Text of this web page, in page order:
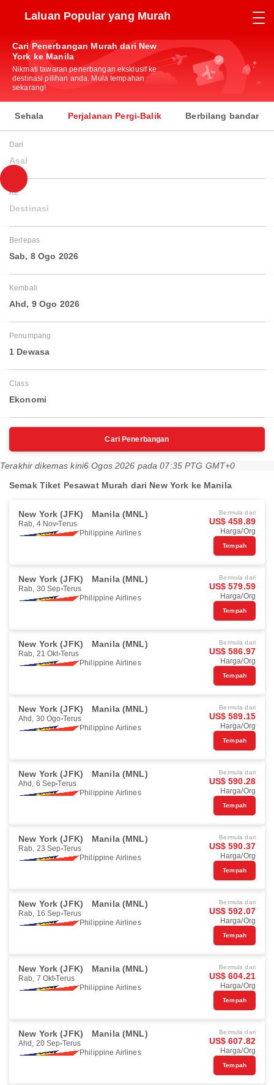
Laluan Popular yang Murah
Cari Penerbangan Murah dari New
York ke Manila
Nikmati tawaran penerbangan eksklusif ke
destinasi pilihan anda. Mula tempahan
sekarang!
Sehala Perjalanan Pergi-Balik Berbilang bandar
Dari
Asal
Ke
Destinasi
Berlepas
Sab, 8 Ogo 2026
Kembali
Ahd, 9 Ogo 2026
Penumpang
1 Dewasa
Class
Ekonomi
Cari Penerbangan
Terakhir dikemas kini6 Ogos 2026 pada 07:35 PTG GMT+0
Semak Tiket Pesawat Murah dari New York ke Manila
New York (JFK) Manila (MNL)
Rab, 4 Nov Terus
Philippine Airlines
Bermula dari
US$ 458.89
Harga/Org
Tempah
New York (JFK) Manila (MNL)
Rab, 30 Sep Terus
Philippine Airlines
Bermula dari
US$ 579.59
Harga/Org
Tempah
New York (JFK) Manila (MNL)
Rab, 21 Okt Terus
Philippine Airlines
Bermula dari
US$ 586.97
Harga/Org
Tempah
New York (JFK) Manila (MNL)
Ahd, 30 Ogo Terus
Philippine Airlines
Bermula dari
US$ 589.15
Harga/Org
Tempah
New York (JFK) Manila (MNL)
Ahd, 6 Sep Terus
Philippine Airlines
Bermula dari
US$ 590.28
Harga/Org
Tempah
New York (JFK) Manila (MNL)
Rab, 23 Sep Terus
Philippine Airlines
Bermula dari
US$ 590.37
Harga/Org
Tempah
New York (JFK) Manila (MNL)
Rab, 16 Sep Terus
Philippine Airlines
Bermula dari
US$ 592.07
Harga/Org
Tempah
New York (JFK) Manila (MNL)
Rab, 7 Okt Terus
Philippine Airlines
Bermula dari
US$ 604.21
Harga/Org
Tempah
New York (JFK) Manila (MNL)
Ahd, 20 Sep Terus
Philippine Airlines
Bermula dari
US$ 607.82
Harga/Org
Tempah